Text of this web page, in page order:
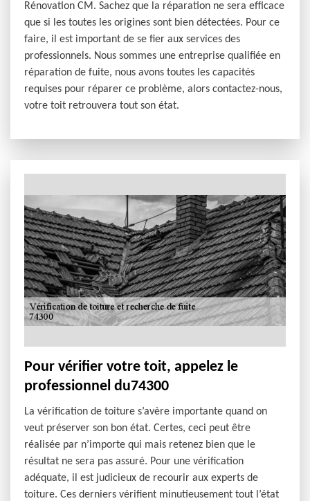
Rénovation CM. Sachez que la réparation ne sera efficace
que si les toutes les origines sont bien détectées. Pour ce
faire, il est important de se fier aux services des
professionnels. Nous sommes une entreprise qualifiée en
réparation de fuite, nous avons toutes les capacités
requises pour réparer ce problème, alors contactez-nous,
votre toit retrouvera tout son état.
Pour vérifier votre toit, appelez le
professionnel du74300
La vérification de toiture s’avère importante quand on
veut préserver son bon état. Certes, ceci peut être
réalisée par n’importe qui mais retenez bien que le
résultat ne sera pas assuré. Pour une vérification
adéquate, il est judicieux de recourir aux experts de
toiture. Ces derniers vérifient minutieusement tout l’état